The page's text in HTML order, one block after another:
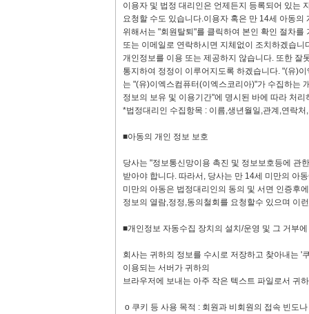
이용자 및 법정 대리인은 언제든지 등록되어 있는
요청할 수도 있습니다.이용자 혹은 만 14세 아동
위해서는 "회원탈퇴"를 클릭하여 본인 확인 절차
또는 이메일로 연락하시면 지체없이 조치하겠습
개인정보를 이용 또는 제공하지 않습니다. 또한 잘
통지하여 정정이 이루어지도록 하겠습니다. "(유)
는 "(유)이엑스컴퓨터(이엑스코리아)"가 수집하는
정보의 보유 및 이용기간"에 명시된 바에 따라 처
*법정대리인 수집항목 : 이름,생년월일,관계,연락처
■아동의 개인 정보 보호
당사는 "정보통신망이용 촉진 및 정보보호등에 관
받아야 합니다. 따라서, 당사는 만 14세 미만의 아
미만의 아동은 법정대리인의 동의 및 서면 인증후
정보의 열람,정정,동의철회를 요청할수 있으며 이
■개인정보 자동수집 장치의 설치/운영 및 그 거부
회사는 귀하의 정보를 수시로 저장하고 찾아내는 '
이용되는 서버가 귀하의
브라우저에 보내는 아주 작은 텍스트 파일로서 귀
ο 쿠키 등 사용 목적 : 회원과 비회원의 접속 빈도